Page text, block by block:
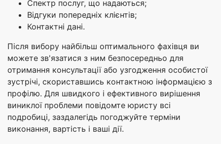
Спектр послуг, що надаються;
Відгуки попередніх клієнтів;
Контактні дані.
Після вибору найбільш оптимального фахівця ви
можете зв'язатися з ним безпосередньо для
отримання консультації або узгодження особистої
зустрічі, скориставшись контактною інформацією з
профілю. Для швидкого і ефективного вирішення
виниклої проблеми повідомте юристу всі
подробиці, заздалегідь погоджуйте терміни
виконання, вартість і ваші дії.